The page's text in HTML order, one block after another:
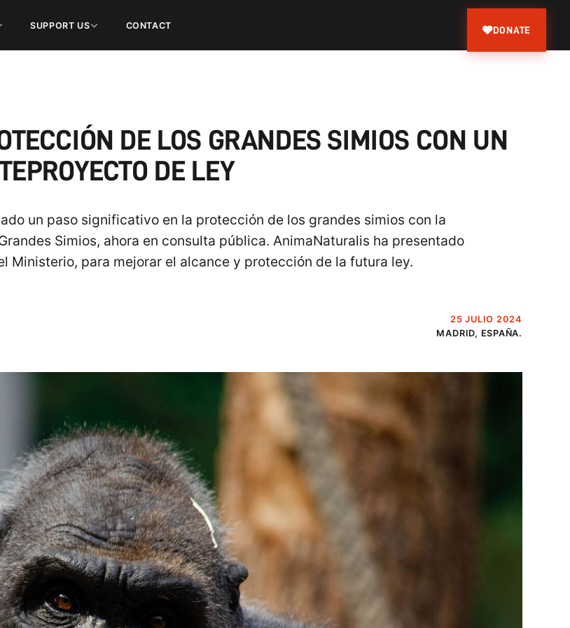
SUPPORT US CONTACT DONATE
DE LOS GRANDES SIMIOS CON UN
DE LEY
un paso significativo en la protección de los grandes simios con la
Simios, ahora en consulta pública. AnimaNaturalis ha presentado
Ministerio, para mejorar el alcance y protección de la futura ley.
25 JULIO 2024
MADRID, ESPAÑA.